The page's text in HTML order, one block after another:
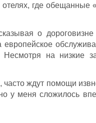
где обещанные
о дороговизне
европейское
на низкие
часто ждут помощи
у меня сложилось